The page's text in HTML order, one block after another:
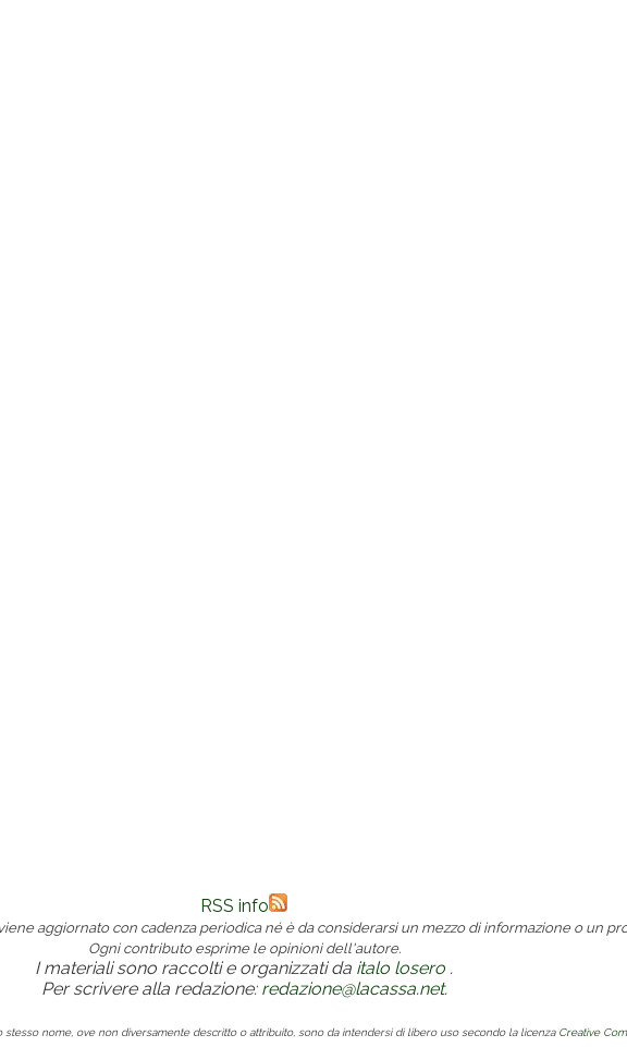
RSS info
aggiornato con cadenza periodica né è da considerarsi un mezzo di informazione o un
Ogni contributo esprime le opinioni dell'autore.
I materiali sono raccolti e organizzati da italo losero .
Per scrivere alla redazione: redazione@lacassa.net.
stesso nome, ove non diversamente descritto o attribuito, sono da intendersi di libero uso secondo la licenza Creative